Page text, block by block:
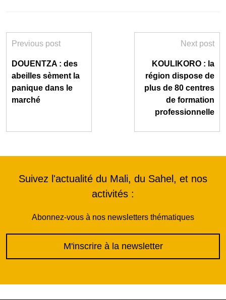
Previous post
DOUENTZA : des
abeilles sèment la
panique dans le
marché
Next post
KOULIKORO : la
région dispose de
plus de 80 centres
de formation
professionnelle
Suivez l'actualité du Mali, du Sahel, et nos
activités :
Abonnez-vous à nos newsletters thématiques
M'inscrire à la newsletter